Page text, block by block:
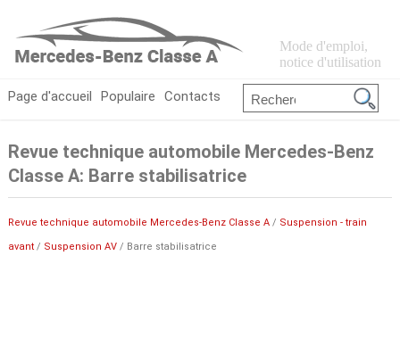
Mode d'emploi,
notice d'utilisation
Page d'accueil Populaire Contacts
Revue technique automobile Mercedes-Benz
Classe A: Barre stabilisatrice
Revue technique automobile Mercedes-Benz Classe A/ Suspension - train
avant/ Suspension AV/ Barre stabilisatrice